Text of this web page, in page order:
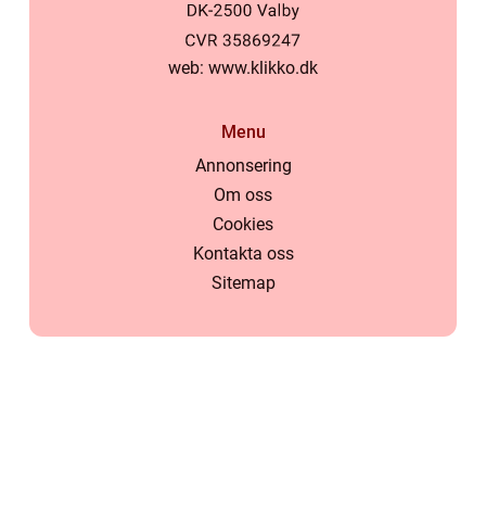
web: www.klikko.dk
Menu
Annonsering
Om oss
Cookies
Kontakta oss
Sitemap